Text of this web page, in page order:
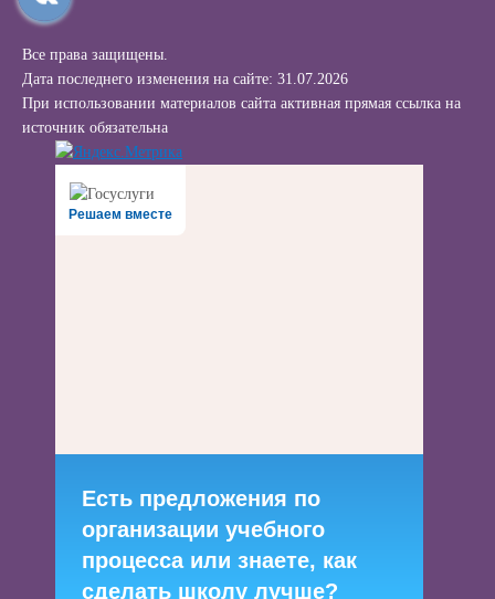
Все права защищены.
Дата последнего изменения на сайте: 31.07.2026
При использовании материалов сайта активная прямая ссылка на
источник обязательна
Решаем вместе
Есть предложения по
организации учебного
процесса или знаете, как
сделать школу лучше?